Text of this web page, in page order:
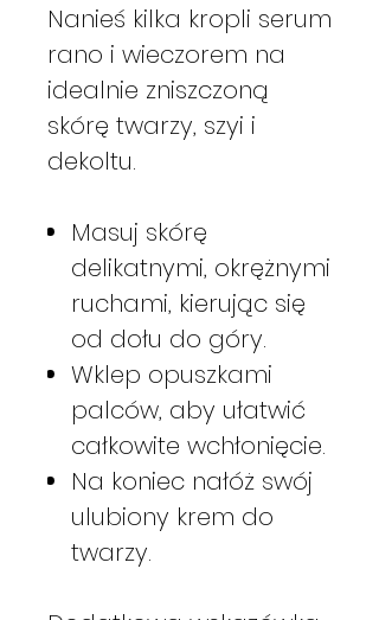
Nanieś kilka kropli serum
rano i wieczorem na
idealnie zniszczoną
skórę twarzy, szyi i
dekoltu.
Masuj skórę
delikatnymi, okrężnymi
ruchami, kierując się
od dołu do góry.
Wklep opuszkami
palców, aby ułatwić
całkowite wchłonięcie.
Na koniec nałóż swój
ulubiony krem do
twarzy.